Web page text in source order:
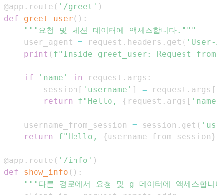
@app . route ( '/greet' )
def
greet_user ( ) :
"""요청 및 세션 데이터에 액세스합니다."""
    user_agent
= request . headers . get ( 'User-
print ( f"Inside greet_user: Request
if 'name' in request . args :
        session
[ 'username' ] = request . args [
return
f"Hello, { request . args [ 'name'
    username_from_session
= session . get (
return
f"Hello, {username_from_session }
@app . route ( '/info' )
def
show_info ( ) :
"""다른 경로에서 요청 및 g 데이터에 액세스합